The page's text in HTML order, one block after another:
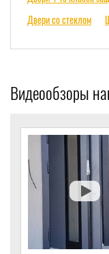
Двери со стеклом
Видеообзоры